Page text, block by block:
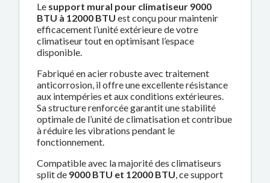
Le support mural pour climatiseur 9000
BTU à 12000 BTU est conçu pour maintenir
efficacement l’unité extérieure de votre
climatiseur tout en optimisant l’espace
disponible.
Fabriqué en acier robuste avec traitement
anticorrosion, il offre une excellente résistance
aux intempéries et aux conditions extérieures.
Sa structure renforcée garantit une stabilité
optimale de l’unité de climatisation et contribue
à réduire les vibrations pendant le
fonctionnement.
Compatible avec la majorité des climatiseurs
split de 9000 BTU et 12000 BTU, ce support